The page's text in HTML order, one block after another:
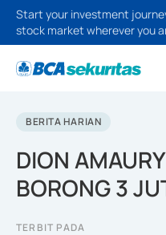
Start your investment
stock market wherever you
BERITA HARIAN
DION
BORONG 3
TERBIT PADA